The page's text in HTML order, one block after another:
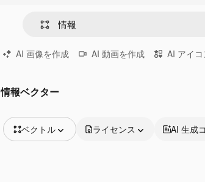
AI 画像を作成 AI 動画を作成 AI アイ
情報ベクター
ベクトル ライセンス AI 生成